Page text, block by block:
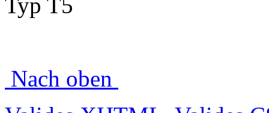
Typ T5
Nach oben